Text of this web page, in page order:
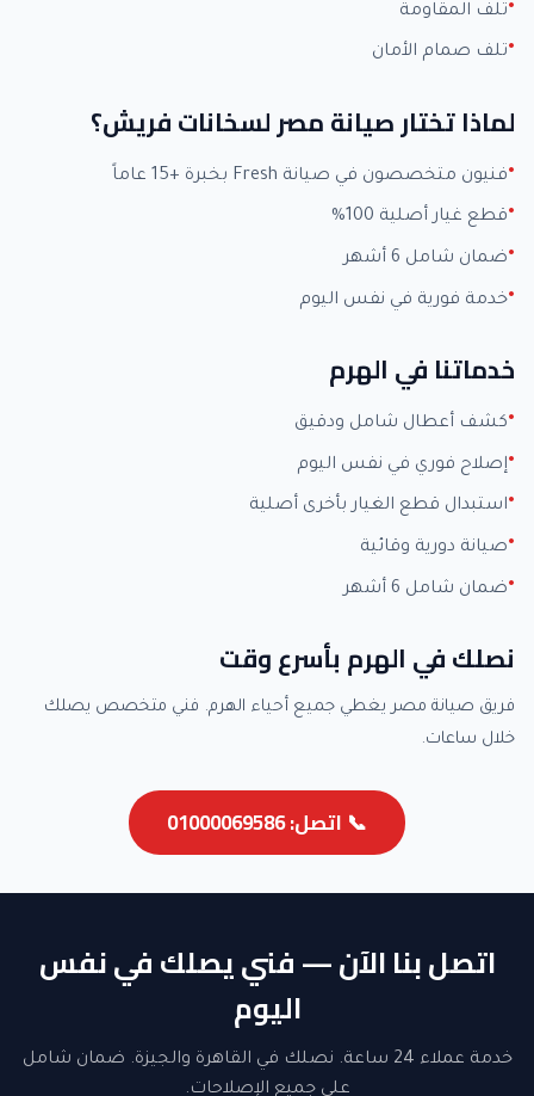
تلف المقاومة
تلف صمام الأمان
لماذا تختار صيانة مصر لسخانات فريش؟
فنيون متخصصون في صيانة Fresh بخبرة +15 عاماً
قطع غيار أصلية 100%
ضمان شامل 6 أشهر
خدمة فورية في نفس اليوم
خدماتنا في الهرم
كشف أعطال شامل ودقيق
إصلاح فوري في نفس اليوم
استبدال قطع الغيار بأخرى أصلية
صيانة دورية وقائية
ضمان شامل 6 أشهر
نصلك في الهرم بأسرع وقت
فريق صيانة مصر يغطي جميع أحياء الهرم. فني متخصص يصلك
خلال ساعات.
📞 اتصل: 01000069586
اتصل بنا الآن — فني يصلك في نفس
اليوم
خدمة عملاء 24 ساعة. نصلك في القاهرة والجيزة. ضمان شامل
على جميع الإصلاحات.